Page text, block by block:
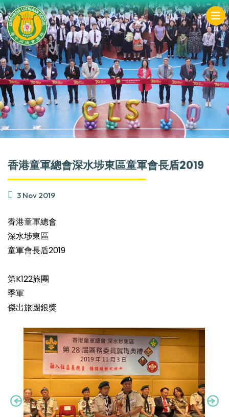
香港童軍總會深水埗東區童軍會長盾2019
3 Nov 2019
香港童軍總會
深水埗東區
童軍會長盾2019
第K122旅團
季軍
傑出旅團銀獎